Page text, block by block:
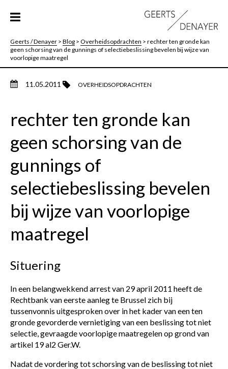
Geerts / Denayer > Blog > Overheidsopdrachten > rechter ten gronde kan
geen schorsing van de gunnings of selectiebeslissing bevelen bij wijze van
voorlopige maatregel
11.05.2011 OVERHEIDSOPDRACHTEN
rechter ten gronde kan
geen schorsing van de
gunnings of
selectiebeslissing bevelen
bij wijze van voorlopige
maatregel
Situering
In een belangwekkend arrest van 29 april 2011 heeft de
Rechtbank van eerste aanleg te Brussel zich bij
tussenvonnis uitgesproken over in het kader van een ten
gronde gevorderde vernietiging van een beslissing tot niet
selectie, gevraagde voorlopige maatregelen op grond van
artikel 19 al2 Ger.W.
Nadat de vordering tot schorsing van de beslissing tot niet